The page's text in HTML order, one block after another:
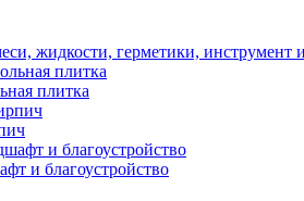
жидкости, герметики, инструмент
плитка
и благоустройство